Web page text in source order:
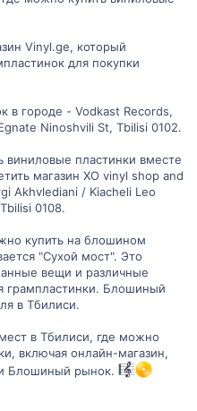
Vinyl.ge, который
для покупки
в городе - Vodkast Records,
Ninoshvili St, Tbilisi 0102.
виниловые пластинки вместе
магазин XO vinyl shop and
Akhvlediani / Kiacheli Leo
0108.
купить на блошином
"Сухой мост". Это
вещи и различные
грампластинки. Блошиный
в Тбилиси.
в Тбилиси, где можно
включая онлайн-магазин,
Блошиный рынок.